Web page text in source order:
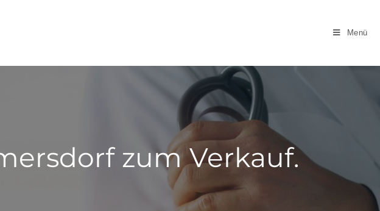
Menü
zum Verkauf.